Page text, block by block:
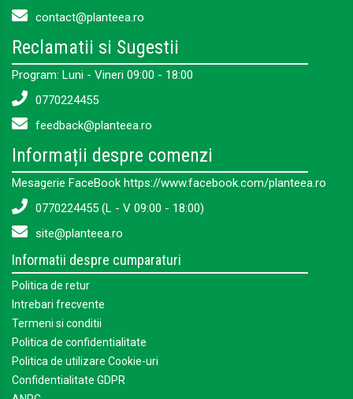
contact@planteea.ro
Reclamatii si Sugestii
Program: Luni - Vineri 09:00 - 18:00
0770224455
feedback@planteea.ro
Informații despre comenzi
Mesagerie FaceBook https://www.facebook.com/planteea.ro
0770224455 (L - V 09:00 - 18:00)
site@planteea.ro
Informatii despre cumparaturi
Politica de retur
Intrebari frecvente
Termeni si conditii
Politica de confidentialitate
Politica de utilizare Cookie-uri
Confidentialitate GDPR